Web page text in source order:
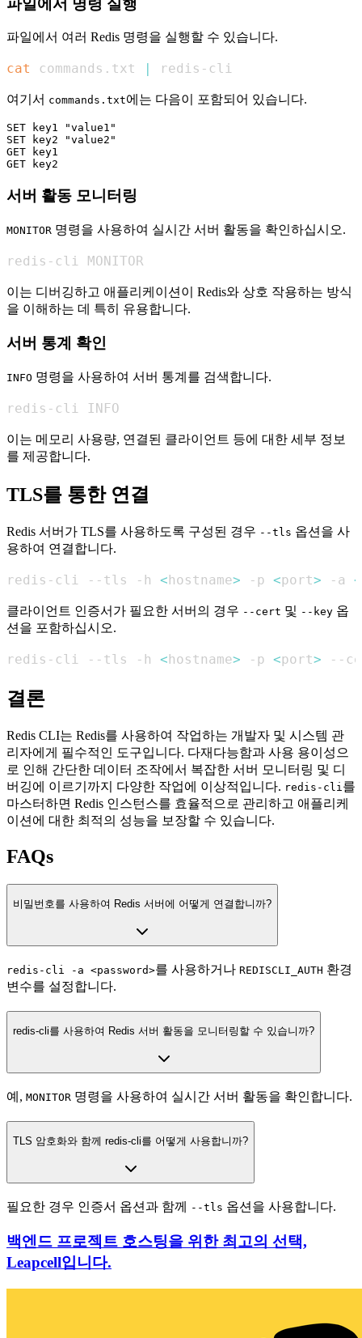
파일에서 여러 Redis 명령을 실행할 수 있습니다.
cat commands.txt redis-cli
여기서 commands.txt에는 다음이 포함되어 있습니다.
SET key1 "value1"
SET key2 "value2"
GET key1
서버 활동 모니터링
MONITOR 명령을 사용하여 실시간 서버 활동을 확인하십시오.
redis-cli MONITOR
이는 디버깅하고 애플리케이션이 Redis와 상호 작용하는 방식
을 이해하는 데 특히 유용합니다.
서버 통계 확인
INFO 명령을 사용하여 서버 통계를 검색합니다.
redis-cli INFO
이는 메모리 사용량, 연결된 클라이언트 등에 대한 세부 정보
를 제공합니다.
TLS를 통한 연결
Redis 서버가 TLS를 사용하도록 구성된 경우 --tls 옵션을 사
용하여 연결합니다.
redis-cli --tls -h <hostname> -p <port> -a <
클라이언트 인증서가 필요한 서버의 경우 --cert 및 --key 옵
션을 포함하십시오.
redis-cli --tls -h <hostname> -p <port> --
결론
Redis CLI는 Redis를 사용하여 작업하는 개발자 및 시스템 관
리자에게 필수적인 도구입니다. 다재다능함과 사용 용이성으
로 인해 간단한 데이터 조작에서 복잡한 서버 모니터링 및 디
버깅에 이르기까지 다양한 작업에 이상적입니다. redis-cli 를
마스터하면 Redis 인스턴스를 효율적으로 관리하고 애플리케
이션에 대한 최적의 성능을 보장할 수 있습니다.
FAQs
비밀번호를 사용하여 Redis 서버에 어떻게 연결합니까?
redis-cli -a <password>를 사용하거나 REDISCLI_AUTH 환경
변수를 설정합니다.
redis-cli를 사용하여 Redis 서버 활동을 모니터링할 수 있습니까?
예, MONITOR 명령을 사용하여 실시간 서버 활동을 확인합니다.
TLS 암호화와 함께 redis-cli를 어떻게 사용합니까?
필요한 경우 인증서 옵션과 함께 --tls 옵션을 사용합니다.
백엔드 프로젝트 호스팅을 위한 최고의 선택,
Leapcell입니다.